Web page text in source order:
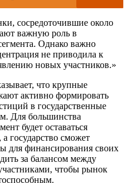
сосредоточившие около
важную роль в
Однако важно
не приводила к
новых участников.»
что крупные
активно формировать
в государственные
Для большинства
будет оставаться
государство сможет
для финансирования своих
за балансом между
чтобы рынок